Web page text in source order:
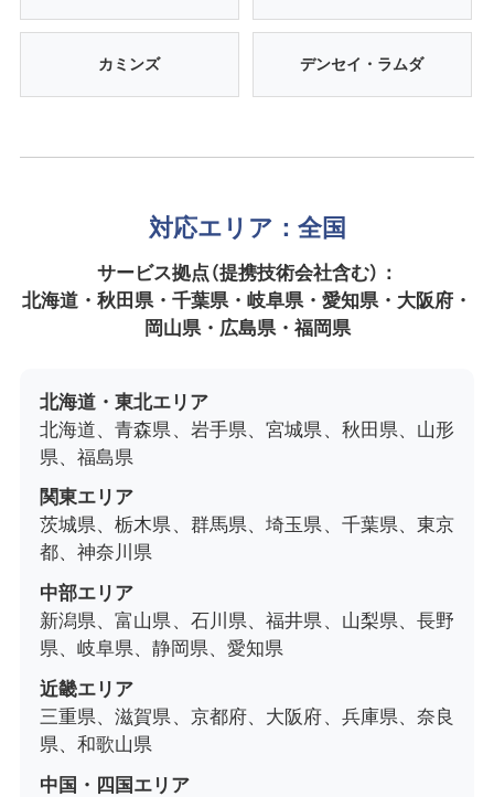
カミンズ デンセイ・ラムダ
対応エリア：全国
サービス拠点（提携技術会社含む）：
北海道・秋田県・千葉県・岐阜県・愛知県・大阪府・
岡山県・広島県・福岡県
北海道・東北エリア
北海道、青森県、岩手県、宮城県、秋田県、山形
県、福島県
関東エリア
茨城県、栃木県、群馬県、埼玉県、千葉県、東京
都、神奈川県
中部エリア
新潟県、富山県、石川県、福井県、山梨県、長野
県、岐阜県、静岡県、愛知県
近畿エリア
三重県、滋賀県、京都府、大阪府、兵庫県、奈良
県、和歌山県
中国・四国エリア